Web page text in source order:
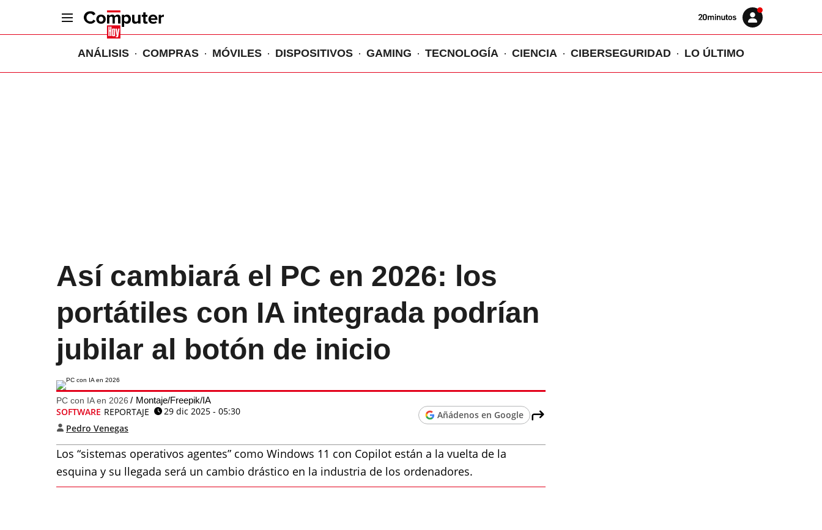
Volver
Iniciar
sesión
ANÁLISIS COMPRAS MÓVILES DISPOSITIVOS GAMING TECNOLOGÍA CIENCIA CIBERSEGURIDAD LO ÚLTIMO
Así cambiará el PC en 2026: los
portátiles con IA integrada podrían
jubilar al botón de inicio
PC con IA en 2026 Montaje/Freepik/IA
SOFTWARE REPORTAJE
29 dic 2025 - 05:30
Pedro Venegas
Añádenos en Google
Los “sistemas operativos agentes” como Windows 11 con Copilot están a la vuelta de la
esquina y su llegada será un cambio drástico en la industria de los ordenadores.